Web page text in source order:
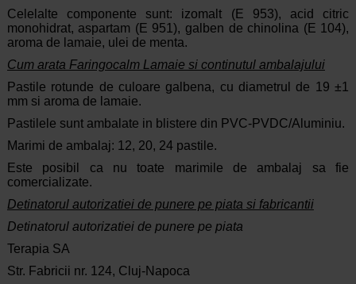
Celelalte componente sunt: izomalt (E 953), acid citric
monohidrat, aspartam (E 951), galben de chinolina (E 104),
aroma de lamaie, ulei de menta.
Cum arata Faringocalm Lamaie si continutul ambalajului
Pastile rotunde de culoare galbena, cu diametrul de 19 ±1
mm si aroma de lamaie.
Pastilele sunt ambalate in blistere din PVC-PVDC/Aluminiu.
Marimi de ambalaj: 12, 20, 24 pastile.
Este posibil ca nu toate marimile de ambalaj sa fie
comercializate.
Detinatorul autorizatiei de punere pe piata si fabricantii
Detinatorul autorizatiei de punere pe piata
Terapia SA
Str. Fabricii nr. 124, Cluj-Napoca